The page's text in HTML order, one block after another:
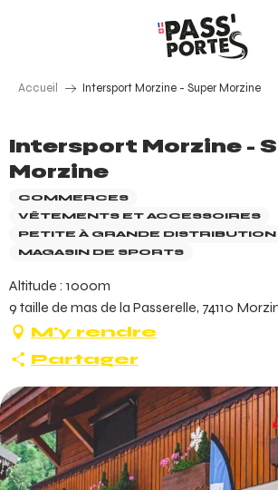
Accueil Intersport Morzine - Super Morzine
Intersport Morzine -
Morzine
COMMERCES
VÊTEMENTS ET ACCESSOIRES
PETITE À GRANDE DISTRIBUTION
MAGASIN DE SPORTS
Altitude : 1000m
9 taille de mas de la Passerelle, 74110
M'y rendre
Partager